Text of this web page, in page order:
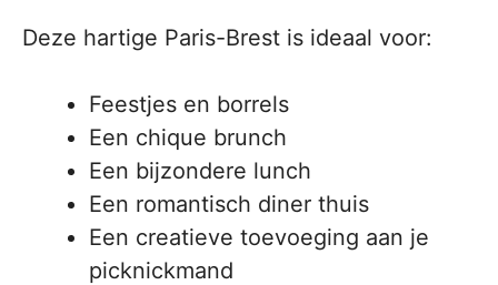
Deze hartige Paris-Brest is ideaal voor:
Feestjes en borrels
Een chique brunch
Een bijzondere lunch
Een romantisch diner thuis
Een creatieve toevoeging aan je
picknickmand